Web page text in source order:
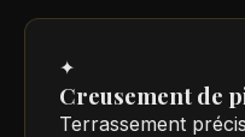
✦
Creusement de
Terrassement